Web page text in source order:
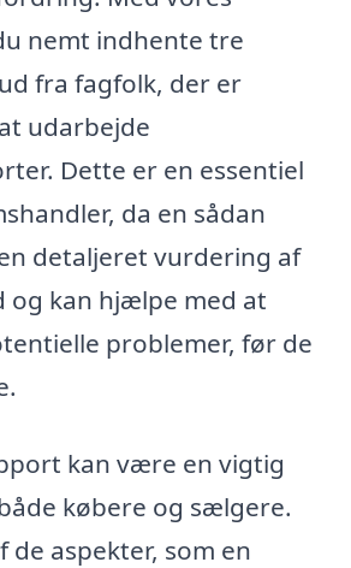
nemt indhente tre
fra fagfolk, der er
udarbejde
Dette er en essentiel
da en sådan
detaljeret vurdering af
og kan hjælpe med at
problemer, før de
kan være en vigtig
købere og sælgere.
de aspekter, som en